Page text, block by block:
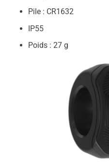
Pile : CR1632
IP55
Poids : 27 g